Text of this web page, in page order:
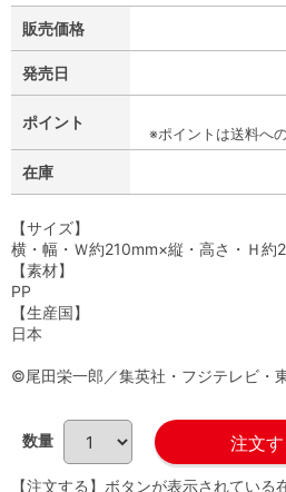
販売価格
発売日
ポイント
※ポイントは送料へ
在庫
【サイズ】
横・幅・Ｗ約210mm×縦・高さ・Ｈ約
【素材】
PP
【生産国】
日本
©尾田栄一郎／集英社・フジテレビ・
数量
【注文する】ボタンが表示されてい